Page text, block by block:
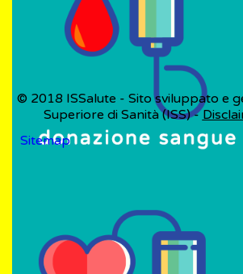
© 2018 ISSalute - Sito sviluppato e
Superiore di Sanità (ISS) -
Sitemap